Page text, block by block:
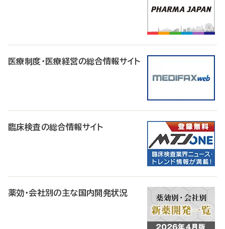
医療制度・医療経営の総合情報サイト
臨床検査の総合情報サイト
薬効・会社別の主な国内開発状況